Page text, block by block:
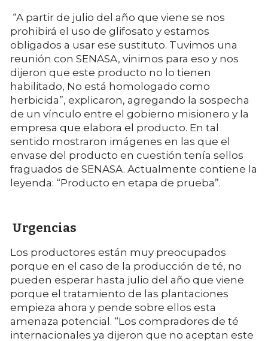
“A partir de julio del año que viene se nos
prohibirá el uso de glifosato y estamos
obligados a usar ese sustituto. Tuvimos una
reunión con SENASA, vinimos para eso y nos
dijeron que este producto no lo tienen
habilitado, No está homologado como
herbicida”, explicaron, agregando la sospecha
de un vínculo entre el gobierno misionero y la
empresa que elabora el producto. En tal
sentido mostraron imágenes en las que el
envase del producto en cuestión tenía sellos
fraguados de SENASA. Actualmente contiene la
leyenda: “Producto en etapa de prueba”.
Urgencias
Los productores están muy preocupados
porque en el caso de la producción de té, no
pueden esperar hasta julio del año que viene
porque el tratamiento de las plantaciones
empieza ahora y pende sobre ellos esta
amenaza potencial. “Los compradores de té
internacionales ya dijeron que no aceptan este